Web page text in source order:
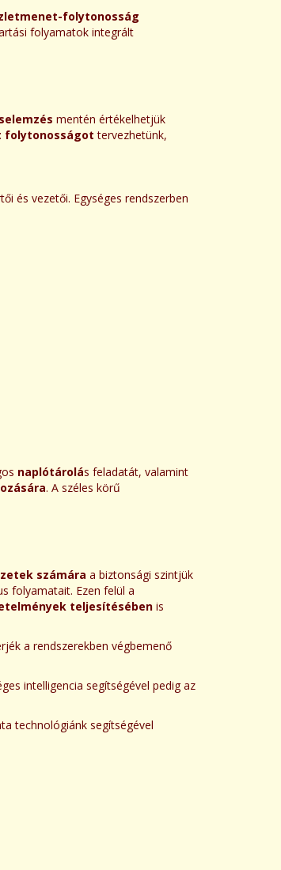
folytonosság
folyamatok integrált
mentén értékelhetjük
folytonosságot tervezhetünk,
és vezetői. Egységes rendszerben
naplótárolás feladatát, valamint
. A széles körű
számára a biztonsági szintjük
folyamatait. Ezen felül a
teljesítésében is
a rendszerekben végbemenő
intelligencia segítségével pedig az
technológiánk segítségével